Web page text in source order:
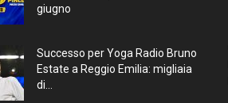
giugno
Successo per Yoga Radio Bruno
Estate a Reggio Emilia: migliaia
di...